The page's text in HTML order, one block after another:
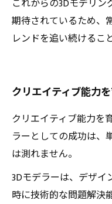
これからの3Dモデリ
期待されているため、
レンドを追い続けるこ
クリエイティブ能力
クリエイティブ能力を
ラーとしての成功は、
は測れません。
3Dモデラーは、デザ
時に技術的な問題解決